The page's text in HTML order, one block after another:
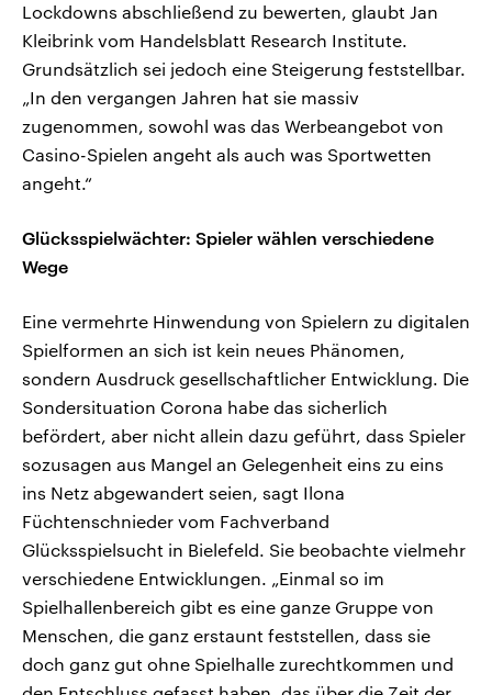
Lockdowns abschließend zu bewerten, glaubt Jan
Kleibrink vom Handelsblatt Research Institute.
Grundsätzlich sei jedoch eine Steigerung feststellbar.
„In den vergangen Jahren hat sie massiv
zugenommen, sowohl was das Werbeangebot von
Casino-Spielen angeht als auch was Sportwetten
angeht.“
Glücksspielwächter: Spieler wählen verschiedene
Wege
Eine vermehrte Hinwendung von Spielern zu digitalen
Spielformen an sich ist kein neues Phänomen,
sondern Ausdruck gesellschaftlicher Entwicklung. Die
Sondersituation Corona habe das sicherlich
befördert, aber nicht allein dazu geführt, dass Spieler
sozusagen aus Mangel an Gelegenheit eins zu eins
ins Netz abgewandert seien, sagt Ilona
Füchtenschnieder vom Fachverband
Glücksspielsucht in Bielefeld. Sie beobachte vielmehr
verschiedene Entwicklungen. „Einmal so im
Spielhallenbereich gibt es eine ganze Gruppe von
Menschen, die ganz erstaunt feststellen, dass sie
doch ganz gut ohne Spielhalle zurechtkommen und